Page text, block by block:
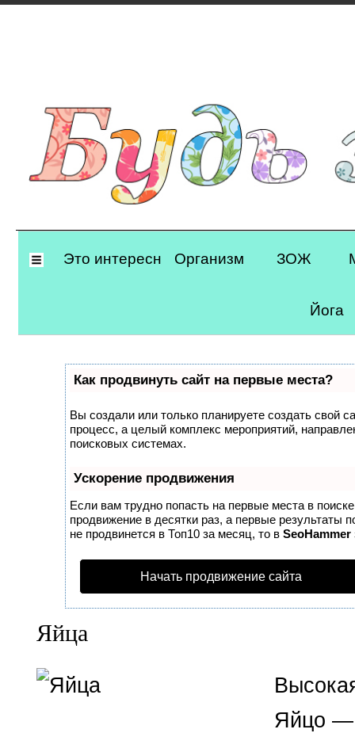
Navigation
Это интересно Организм ЗОЖ
Йога
Как продвинуть сайт на первые места?
Вы создали или только планируете создать свой
процесс, а целый комплекс мероприятий,
поисковых системах.
Ускорение продвижения
Если вам трудно попасть на первые места в
продвижение в десятки раз, а первые результаты
не продвинется в Топ10 за месяц, то в SeoHammer
Начать продвижение сайта
Яйца
Яйцо —